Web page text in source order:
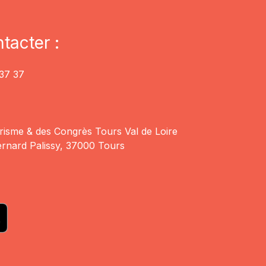
:
37
& des Congrès Tours Val de Loire
Palissy, 37000 Tours